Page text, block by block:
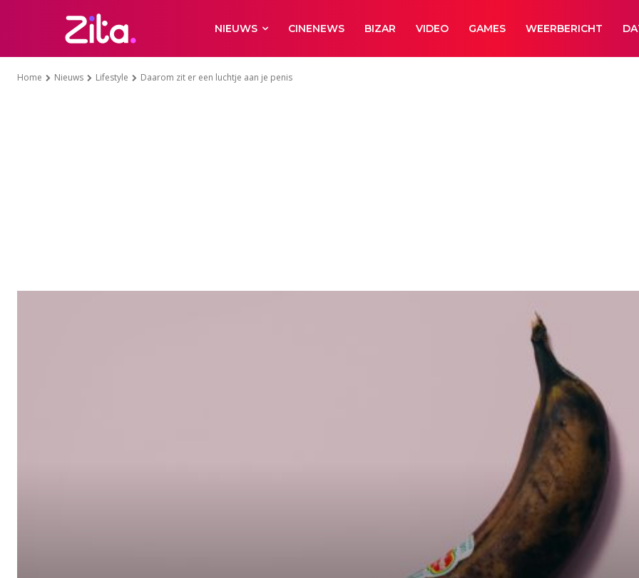
NIEUWS CINENEWS BIZAR VIDEO GAMES WEERBERICHT
Home Nieuws Lifestyle Daarom zit er een luchtje aan je penis